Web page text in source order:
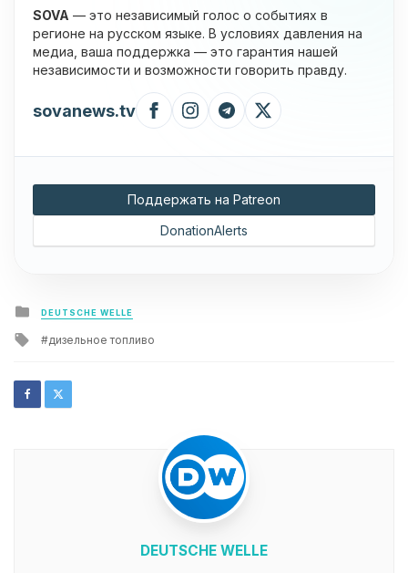
SOVA — это независимый голос о событиях в
регионе на русском языке. В условиях давления на
медиа, ваша поддержка — это гарантия нашей
независимости и возможности говорить правду.
sovanews.tv
Поддержать на Patreon
DonationAlerts
Posted
in
DEUTSCHE WELLE
Tagged
дизельное топливо
DEUTSCHE WELLE